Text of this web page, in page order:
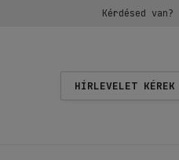
Kérdésed van?
HÍRLEVELET KÉREK